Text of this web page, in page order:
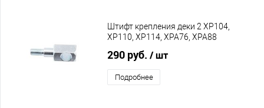
Штифт крепления деки 2 XP104,
XP110, XP114, XPA76, XPA88
290 руб. / шт
Подробнее